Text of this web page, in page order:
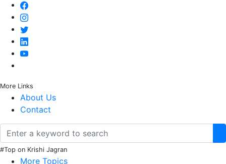
More Links
About Us
Contact
#Top on Krishi Jagran
More Topics